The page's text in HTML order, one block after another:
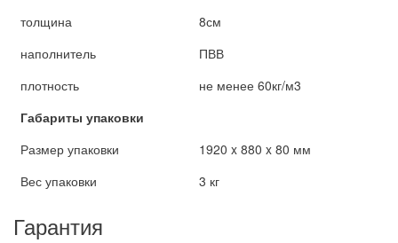
толщина
8см
наполнитель
ПВВ
плотность
не менее 60кг/м3
Габариты упаковки
Размер упаковки
1920 x 880 x 80 мм
Вес упаковки
3 кг
Гарантия